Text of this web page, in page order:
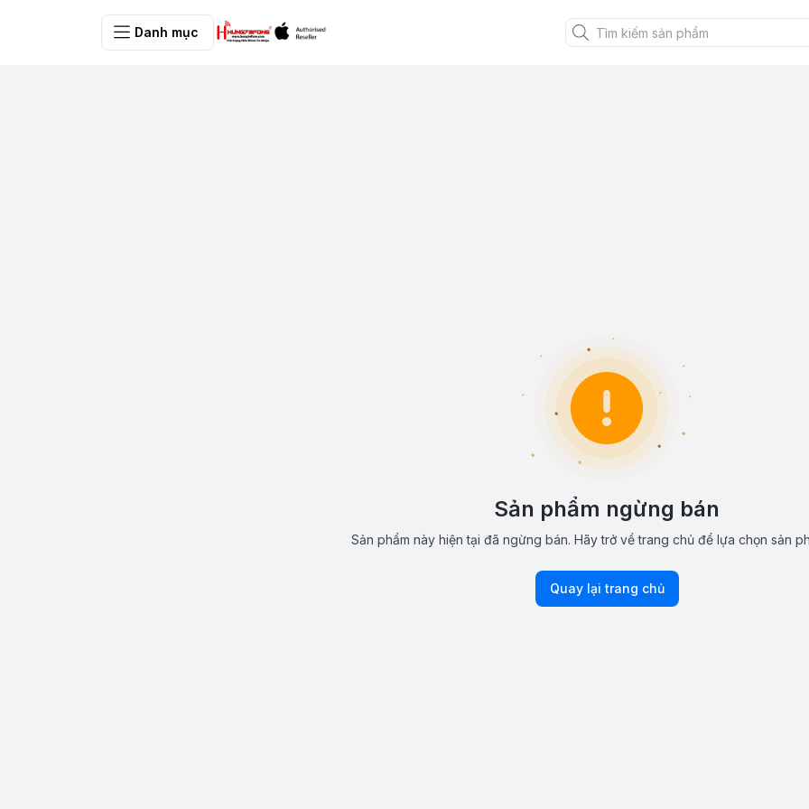
Danh mục
Sản phẩm ngừng bán
Sản phẩm này hiện tại đã ngừng bán. Hãy trở về trang chủ để lựa chọn sản
Quay lại trang chủ